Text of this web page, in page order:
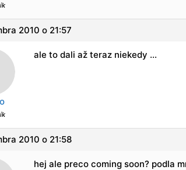
2010 o 21:57
ale to dali až teraz niekedy …
2010 o 21:58
hej ale preco coming soon? podla